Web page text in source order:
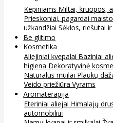
Kepiniams Miltai, kruopos,
Prieskoniai, pagardai
užkandžiai Sėklos, riešutai
Be glitimo
Kosmetika
Aliejiniai kvepalai Baziniai
higiena Dekoratyvinė
Naturalūs muilai Plaukų
Veido priežiūra Vyrams
Aromaterapija
Eteriniai aliejai Himalajų
automobiliui